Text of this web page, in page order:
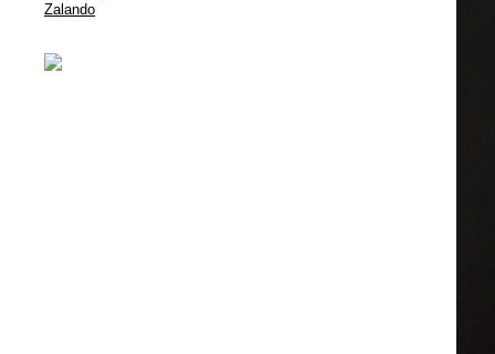
Zalando